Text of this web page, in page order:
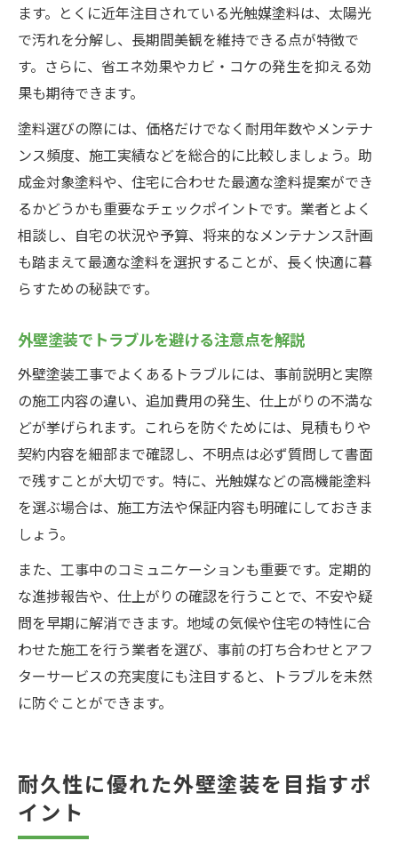
ます。とくに近年注目されている光触媒塗料は、太陽光
で汚れを分解し、長期間美観を維持できる点が特徴で
す。さらに、省エネ効果やカビ・コケの発生を抑える効
果も期待できます。
塗料選びの際には、価格だけでなく耐用年数やメンテナ
ンス頻度、施工実績などを総合的に比較しましょう。助
成金対象塗料や、住宅に合わせた最適な塗料提案ができ
るかどうかも重要なチェックポイントです。業者とよく
相談し、自宅の状況や予算、将来的なメンテナンス計画
も踏まえて最適な塗料を選択することが、長く快適に暮
らすための秘訣です。
外壁塗装でトラブルを避ける注意点を解説
外壁塗装工事でよくあるトラブルには、事前説明と実際
の施工内容の違い、追加費用の発生、仕上がりの不満な
どが挙げられます。これらを防ぐためには、見積もりや
契約内容を細部まで確認し、不明点は必ず質問して書面
で残すことが大切です。特に、光触媒などの高機能塗料
を選ぶ場合は、施工方法や保証内容も明確にしておきま
しょう。
また、工事中のコミュニケーションも重要です。定期的
な進捗報告や、仕上がりの確認を行うことで、不安や疑
問を早期に解消できます。地域の気候や住宅の特性に合
わせた施工を行う業者を選び、事前の打ち合わせとアフ
ターサービスの充実度にも注目すると、トラブルを未然
に防ぐことができます。
耐久性に優れた外壁塗装を目指すポ
イント